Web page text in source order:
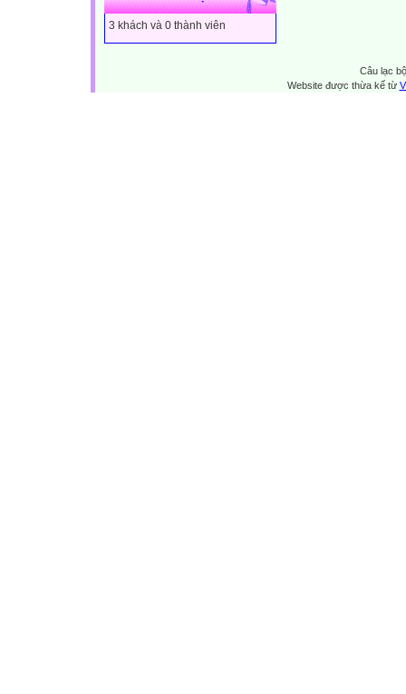
3 khách và 0 thành viên
Câu lạc
Website được thừa kế từ